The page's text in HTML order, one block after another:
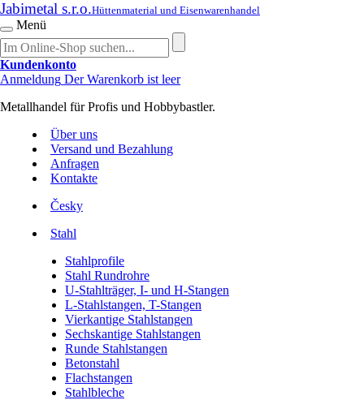
Jabimetal s.r.o.Hüttenmaterial und Eisenwarenhandel
Menü
Kundenkonto
Anmeldung Der Warenkorb ist leer
Metallhandel für Profis und Hobbybastler.
Über uns
Versand und Bezahlung
Anfragen
Kontakte
Česky
Stahl
Stahlprofile
Stahl Rundrohre
U-Stahlträger, I- und H-Stangen
L-Stahlstangen, T-Stangen
Vierkantige Stahlstangen
Sechskantige Stahlstangen
Runde Stahlstangen
Betonstahl
Flachstangen
Stahlbleche